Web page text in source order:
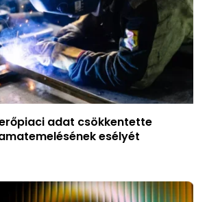
adat csökkentette
esélyét